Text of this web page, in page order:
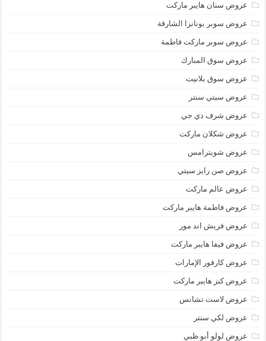
عروض سنان هايبر ماركت
عروض سوبر بونانزا الشارقة
عروض سوبر ماركت فاطمة
عروض سوق المبارك
عروض سوق بلانيت
عروض سيتي سنتر
عروض شرف دي جي
عروض شكلان ماركت
عروض شويترامس
عروض صن رايز سيتي
عروض عالم ماركت
عروض فاطمة هايبر ماركت
عروض فريش اند مور
عروض فيفا هايبر ماركت
عروض كارفور الإمارات
عروض كنز هايبر ماركت
عروض لاست تشانس
عروض لكي سنتر
عروض لولو أبو ظبي